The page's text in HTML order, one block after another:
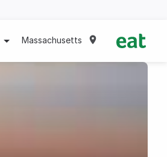
Massachusetts